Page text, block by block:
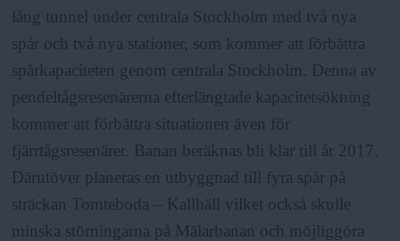
lång tunnel under centrala Stockholm med två nya
spår och två nya stationer, som kommer att förbättra
spårkapaciteten genom centrala Stockholm. Denna av
pendeltågsresenärerna efterlängtade kapacitetsökning
kommer att förbättra situationen även för
fjärrtågsresenärer. Banan beräknas bli klar till år 2017.
Därutöver planeras en utbyggnad till fyra spår på
sträckan Tomteboda – Kallhäll vilket också skulle
minska störningarna på Mälarbanan och möjliggöra